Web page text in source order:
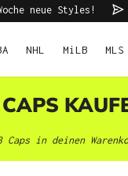
neue Styles!
NHL MiLB MLS
Caps in deinen